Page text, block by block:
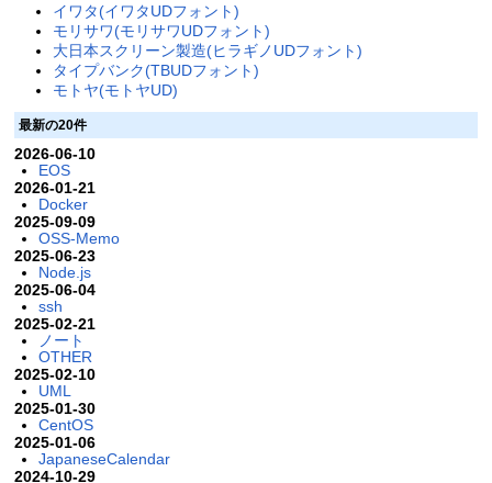
イワタ(イワタUDフォント)
モリサワ(モリサワUDフォント)
大日本スクリーン製造(ヒラギノUDフォント)
タイプバンク(TBUDフォント)
モトヤ(モトヤUD)
最新の20件
2026-06-10
EOS
2026-01-21
Docker
2025-09-09
OSS-Memo
2025-06-23
Node.js
2025-06-04
ssh
2025-02-21
ノート
OTHER
2025-02-10
UML
2025-01-30
CentOS
2025-01-06
JapaneseCalendar
2024-10-29